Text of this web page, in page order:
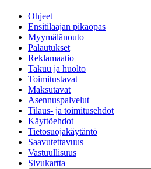
Ohjeet
Ensitilaajan pikaopas
Myymälänouto
Palautukset
Reklamaatio
Takuu ja huolto
Toimitustavat
Maksutavat
Asennuspalvelut
Tilaus- ja toimitusehdot
Käyttöehdot
Tietosuojakäytäntö
Saavutettavuus
Vastuullisuus
Sivukartta